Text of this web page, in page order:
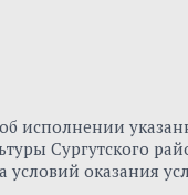
исполнении
Сургутского
оказания